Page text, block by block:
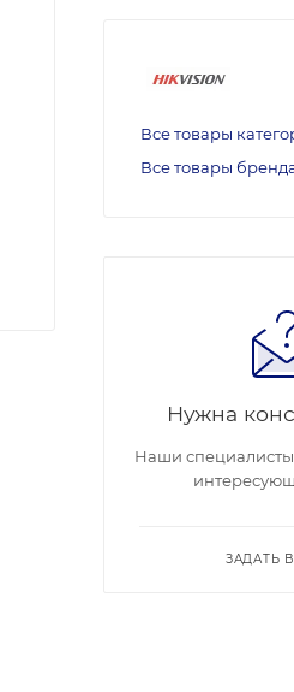
Все товары
Все товары
Нужна
Наши специалисты
ЗАДАТЬ